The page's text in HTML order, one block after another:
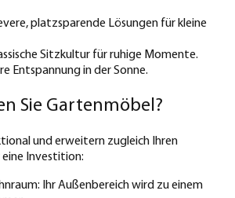
platzsparende Lösungen für kleine
Sitzkultur für ruhige Momente.
Entspannung in der Sonne.
Sie Gartenmöbel?
und erweitern zugleich Ihren
eine Investition:
Ihr Außenbereich wird zu einem